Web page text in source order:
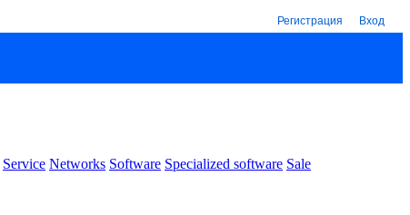
Регистрация Вход
Service Networks Software Specialized software Sale